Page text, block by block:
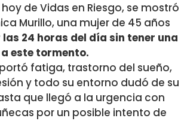
de Vidas en Riesgo, se mostró
Murillo, una mujer de 45 años
24 horas del día sin tener una
este tormento.
fatiga, trastorno del sueño,
y todo su entorno dudó de su
que llegó a la urgencia con
por un posible intento de